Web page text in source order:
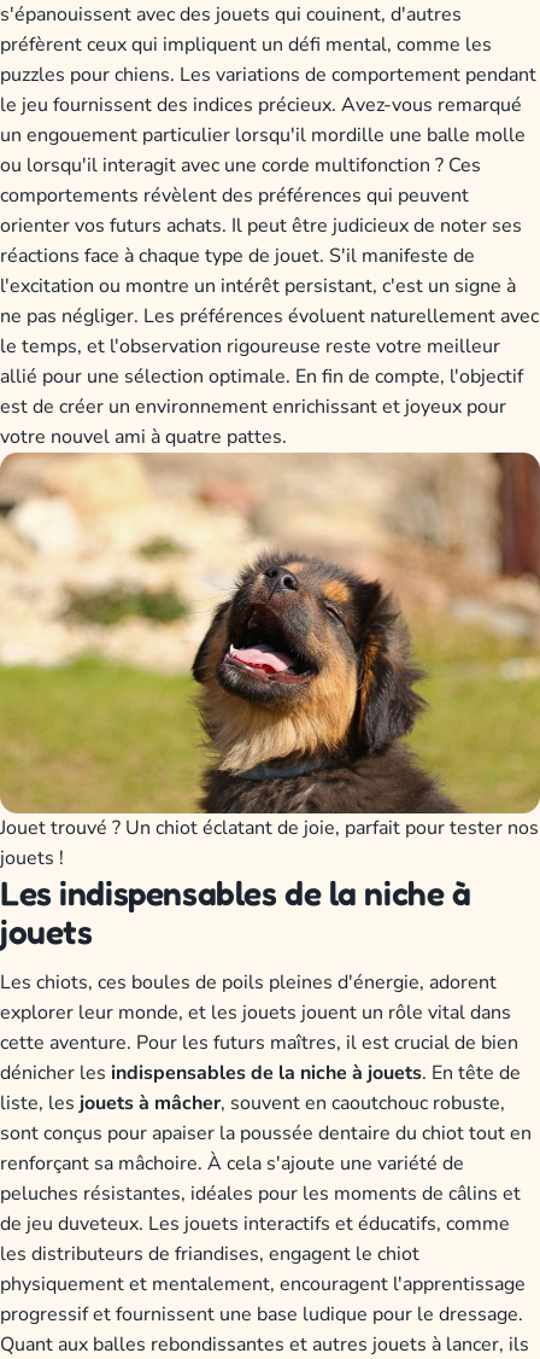
s'épanouissent avec des jouets qui couinent, d'autres
préfèrent ceux qui impliquent un défi mental, comme les
puzzles pour chiens. Les variations de comportement pendant
le jeu fournissent des indices précieux. Avez-vous remarqué
un engouement particulier lorsqu'il mordille une balle molle
ou lorsqu'il interagit avec une corde multifonction ? Ces
comportements révèlent des préférences qui peuvent
orienter vos futurs achats. Il peut être judicieux de noter ses
réactions face à chaque type de jouet. S'il manifeste de
l'excitation ou montre un intérêt persistant, c'est un signe à
ne pas négliger. Les préférences évoluent naturellement avec
le temps, et l'observation rigoureuse reste votre meilleur
allié pour une sélection optimale. En fin de compte, l'objectif
est de créer un environnement enrichissant et joyeux pour
votre nouvel ami à quatre pattes.
Jouet trouvé ? Un chiot éclatant de joie, parfait pour tester nos
jouets !
Les indispensables de la niche à
jouets
Les chiots, ces boules de poils pleines d'énergie, adorent
explorer leur monde, et les jouets jouent un rôle vital dans
cette aventure. Pour les futurs maîtres, il est crucial de bien
dénicher les indispensables de la niche à jouets. En tête de
liste, les jouets à mâcher, souvent en caoutchouc robuste,
sont conçus pour apaiser la poussée dentaire du chiot tout en
renforçant sa mâchoire. À cela s'ajoute une variété de
peluches résistantes, idéales pour les moments de câlins et
de jeu duveteux. Les jouets interactifs et éducatifs, comme
les distributeurs de friandises, engagent le chiot
physiquement et mentalement, encouragent l'apprentissage
progressif et fournissent une base ludique pour le dressage.
Quant aux balles rebondissantes et autres jouets à lancer, ils